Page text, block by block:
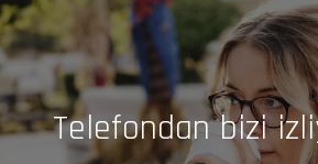
Telefondan bizi